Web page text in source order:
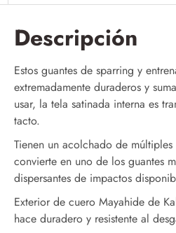
Descripción
Estos guantes de sparring y
extremadamente duraderos y
usar, la tela satinada interna es
tacto.
Tienen un acolchado de
convierte en uno de los guantes
dispersantes de impactos
Exterior de cuero Mayahide de
hace duradero y resistente al